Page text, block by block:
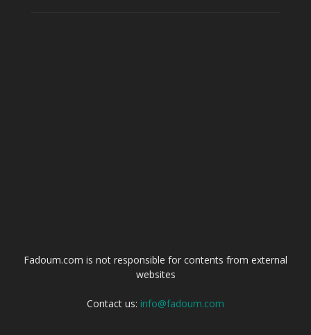
Fadoum.com is not responsible for contents from external
websites
Contact us: info@fadoum.com